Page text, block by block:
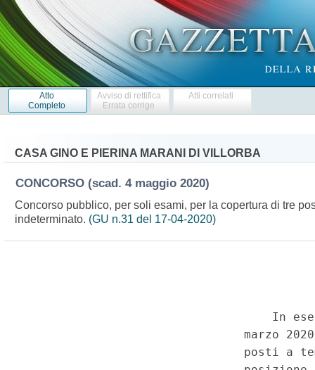
Atto
Completo
Avviso di rettifica
Errata corrige
Atti correlati
CASA GINO E PIERINA MARANI DI VILLORBA
CONCORSO (scad. 4 maggio 2020)
Concorso pubblico, per soli esami, per la copertura di tre
indeterminato. (GU n.31 del 17-04-2020)